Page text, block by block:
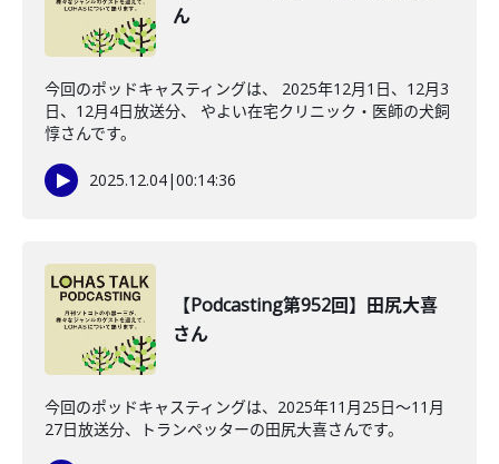
ん
今回のポッドキャスティングは、 2025年12月1日、12月3
日、12月4日放送分、 やよい在宅クリニック・医師の犬飼
惇さんです。
2025.12.04|00:14:36
【Podcasting第952回】田尻大喜
さん
今回のポッドキャスティングは、2025年11月25日〜11月
27日放送分、トランペッターの田尻大喜さんです。